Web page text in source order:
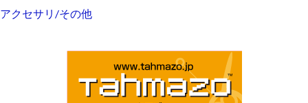
アクセサリ/その他